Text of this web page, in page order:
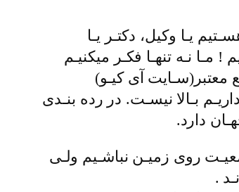
یـا وکیل، دکتـر یـا
مـا نـه تنهـا فکـر میکنیـم
معتبر(سـایت آی کیـو)
بـالا نیسـت. در رده بنـدی
روی زمیـن نباشـیم ولـی
.